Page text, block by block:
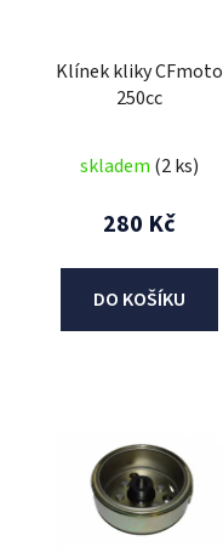
Klínek kliky CFmoto
250cc
skladem (2 ks)
280 Kč
DO KOŠÍKU